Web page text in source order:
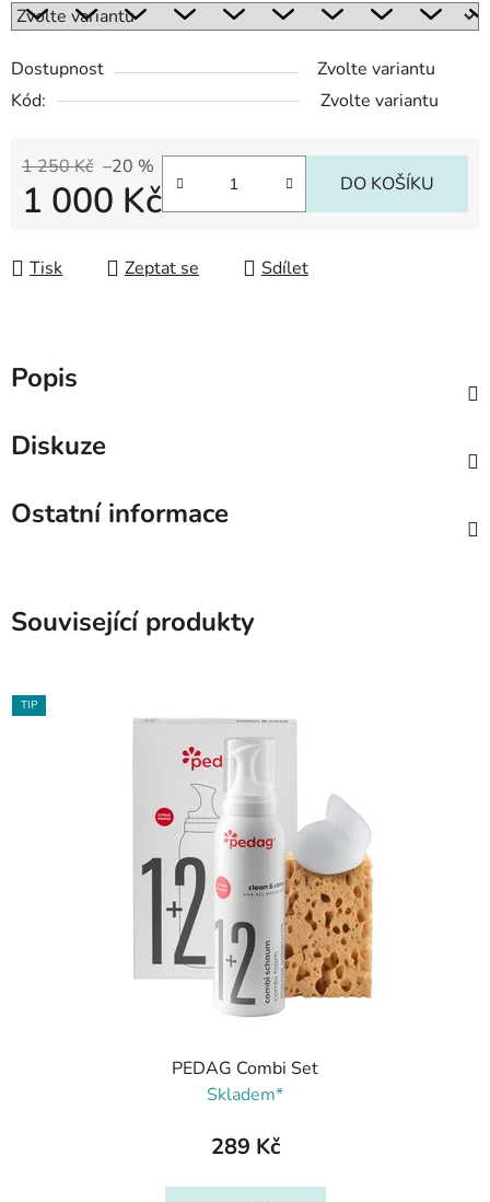
Dostupnost
Zvolte variantu
Kód:
Zvolte variantu
1 250 Kč –20 %
1 000 Kč DO KOŠÍKU
Tisk Zeptat se Sdílet
Popis
Diskuze
Ostatní informace
Související produkty
TIP
PEDAG Combi Set
Skladem*
289 Kč